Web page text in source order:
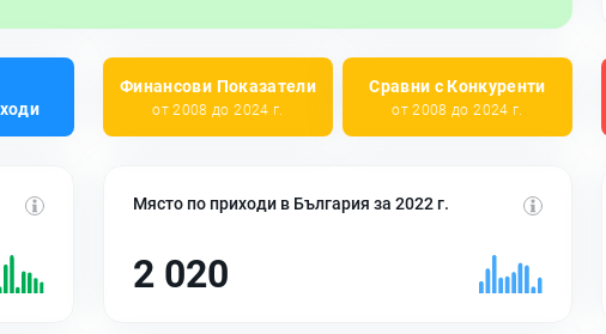
Финансови Показатели
от 2008 до 2024 г.
Сравни с Конкуренти
от 2008 до 2024 г.
Място по приходи в България за 2022 г.
2 020